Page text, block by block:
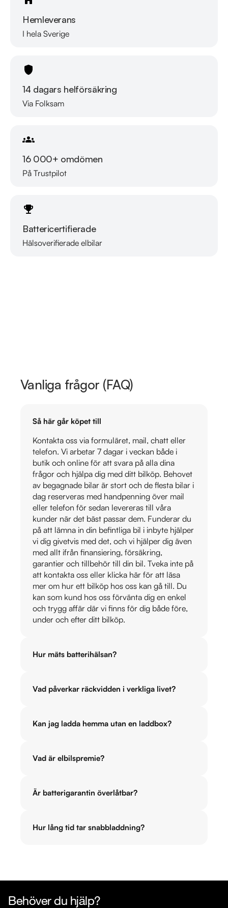
Hemleverans
I hela Sverige
14 dagars helförsäkring
Via Folksam
16 000+ omdömen
På Trustpilot
Battericertifierade
Hälsoverifierade elbilar
Läs mer om oss
Vanliga frågor (FAQ)
Så här går köpet till
Kontakta oss via formuläret, mail, chatt eller
telefon. Vi arbetar 7 dagar i veckan både i
butik och online för att svara på alla dina
frågor och hjälpa dig med ditt bilköp. Behovet
av begagnade bilar är stort och de flesta bilar i
dag reserveras med handpenning över mail
eller telefon för sedan levereras till våra
kunder när det bäst passar dem. Funderar du
på att lämna in din befintliga bil i inbyte hjälper
vi dig givetvis med det, och vi hjälper dig även
med allt ifrån finansiering, försäkring,
garantier och tillbehör till din bil. Tveka inte på
att kontakta oss eller klicka här för att läsa
mer om hur ett bilköp hos oss kan gå till. Du
kan som kund hos oss förvänta dig en enkel
och trygg affär där vi finns för dig både före,
under och efter ditt bilköp.
Hur mäts batterihälsan?
Vad påverkar räckvidden i verkliga livet?
Kan jag ladda hemma utan en laddbox?
Vad är elbilspremie?
Är batterigarantin överlåtbar?
Hur lång tid tar snabbladdning?
Behöver du hjälp?